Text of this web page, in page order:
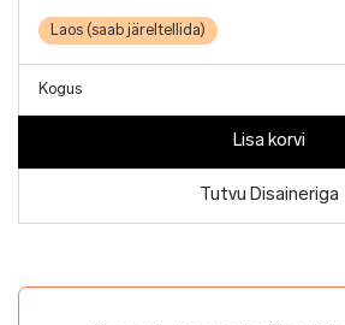
Laos (saab järeltellida)
Kogus
Lisa korvi
Tutvu Disaineriga